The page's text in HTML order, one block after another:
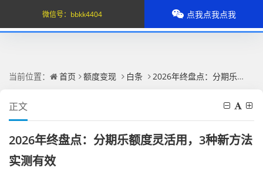
当前位置： 首页 额度变现 白条 2026年终盘点：分期乐额度灵活用，3种新方法实测有效
正文
2026年终盘点：分期乐额度灵活用，3种新方法
实测有效
微信号： bbkk4404 点我点我点我